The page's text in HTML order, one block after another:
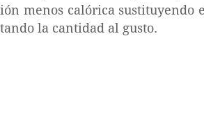
menos calórica sustituyendo
la cantidad al gusto.